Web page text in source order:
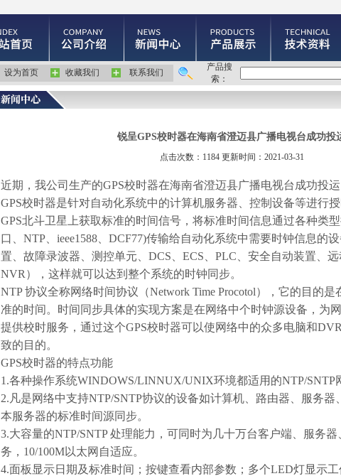
设为首页 收藏我们 联系我们
产品搜
索：
锐呈GPS校时器在海南省澄迈县广播电视台成功投
点击次数：1184 更新时间：2021-03-31
近期，我公司生产的GPS校时器在海南省澄迈县广播电视台成功投运
GPS校时器是针对自动化系统中的计算机服务器、控制设备等进行
GPS北斗卫星上获取标准的时间信号，将标准时间信息通过各种类
口、 NTP、 ieee1588、 DCF77)传输给自动化系统中需要时钟信息的
置、故障录波器、测控单元、 DCS ECS PLC 、安全自动装置、远
NVR ），这样就可以达到整个系统的时钟同步。
NTP协议全称网络时间协议（Network Time Procotol），它的目的是
准的时间。时间同步具体的实现方案是在网络中个时钟源设备，为
提供校时服务，通过这个GPS校时器可以使网络中的众多电脑和DVR
致的目的。
GPS校时器的特点功能
1.各种操作系统WINDOWS/LINNUX/UNIX环境都适用的NTP/SNTP
2. 凡是网络中支持NTP/SNTP协议的设备如计算机、路由器、服务器
本服务器的标准时间源同步。
3.大容量的NTP/SNTP处理能力，可同时为几十万台客户端、服务
务， 10/100M以太网自适应。
4.面板显示日期及标准时间；按键查看内部参数；多个LED灯显示工